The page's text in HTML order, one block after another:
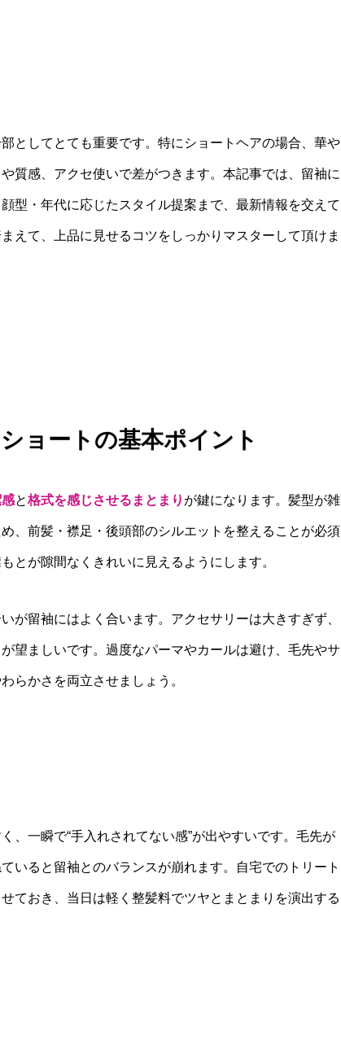
としてとても重要です。特にショートヘアの場合、華や
質感、アクセ使いで差がつきます。本記事では、留袖に
型・年代に応じたスタイル提案まで、最新情報を交えて
えて、上品に見せるコツをしっかりマスターして頂けま
ョートの基本ポイント
と格式を感じさせるまとまり が鍵になります。髪型が雑
、前髪・襟足・後頭部のシルエットを整えることが必須
とが隙間なくきれいに見えるようにします。
が留袖にはよく合います。アクセサリーは大きすぎず、
望ましいです。過度なパーマやカールは避け、毛先やサ
らかさを両立させましょう。
、一瞬で“手入れされてない感”が出やすいです。毛先が
いると留袖とのバランスが崩れます。自宅でのトリート
ておき、当日は軽く整髪料でツヤとまとまりを演出する